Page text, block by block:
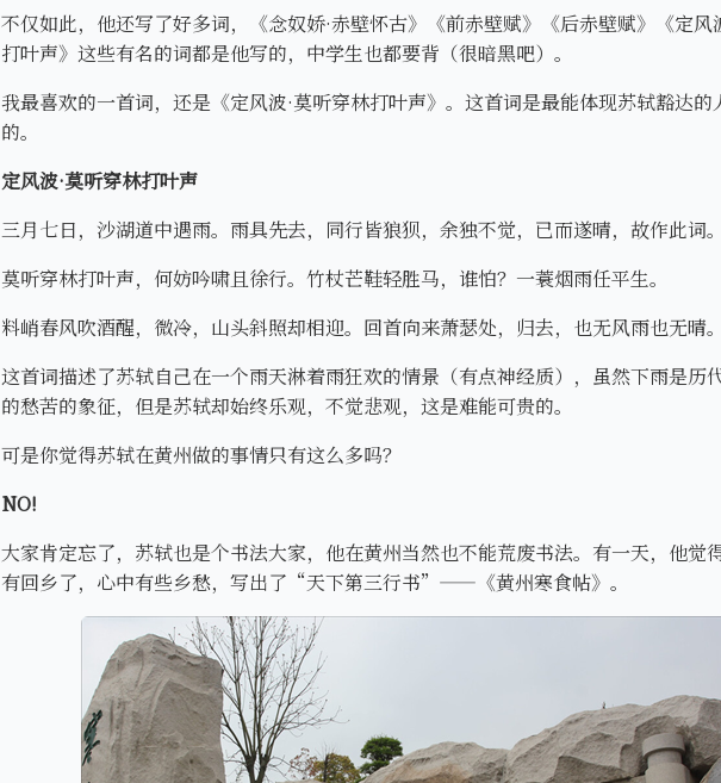
不仅如此，他还写了好多词，《念奴娇·赤壁怀古》《前赤壁赋》《后赤壁赋》《定风
打叶声》这些有名的词都是他写的，中学生也都要背（很暗黑吧）。
我最喜欢的一首词，还是《定风波·莫听穿林打叶声》。这首词是最能体现苏轼豁达的
的。
定风波·莫听穿林打叶声
三月七日，沙湖道中遇雨。雨具先去，同行皆狼狈，余独不觉，已而遂晴，故作此词。
莫听穿林打叶声，何妨吟啸且徐行。竹杖芒鞋轻胜马，谁怕？一蓑烟雨任平生。
料峭春风吹酒醒，微冷，山头斜照却相迎。回首向来萧瑟处，归去，也无风雨也无晴。
这首词描述了苏轼自己在一个雨天淋着雨狂欢的情景（有点神经质），虽然下雨是历
的愁苦的象征，但是苏轼却始终乐观，不觉悲观，这是难能可贵的。
可是你觉得苏轼在黄州做的事情只有这么多吗？
NO!
大家肯定忘了，苏轼也是个书法大家，他在黄州当然也不能荒废书法。有一天，他觉
有回乡了，心中有些乡愁，写出了“天下第三行书”——《黄州寒食帖》。